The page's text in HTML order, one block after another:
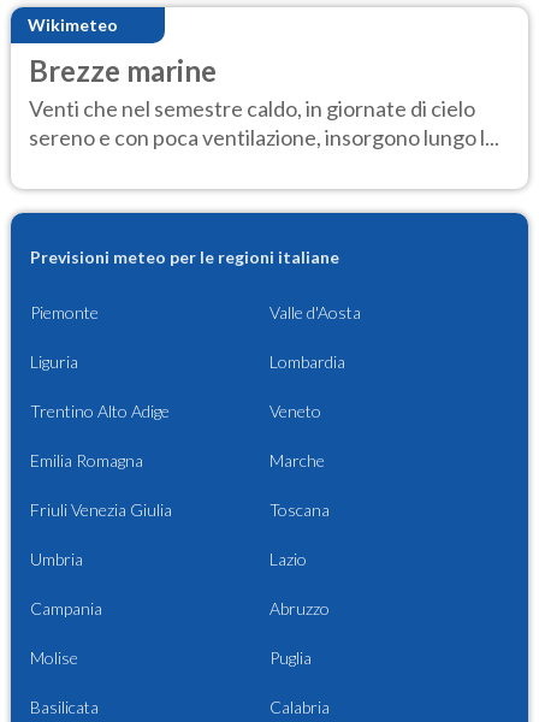
Wikimeteo
Brezze marine
Venti che nel semestre caldo, in giornate di cielo
sereno e con poca ventilazione, insorgono lungo l...
Previsioni meteo per le regioni italiane
Piemonte Valle d'Aosta
Liguria Lombardia
Trentino Alto Adige Veneto
Emilia Romagna Marche
Friuli Venezia Giulia Toscana
Umbria Lazio
Campania Abruzzo
Molise Puglia
Basilicata Calabria